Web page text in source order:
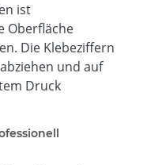
ist
Oberfläche
Die Klebeziffern
und auf
Druck